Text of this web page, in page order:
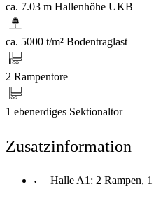
ca. 7.03 m Hallenhöhe UKB
ca. 5000 t/m² Bodentraglast
2 Rampentore
1 ebenerdiges Sektionaltor
Zusatzinformation
Halle A1: 2 Rampen,